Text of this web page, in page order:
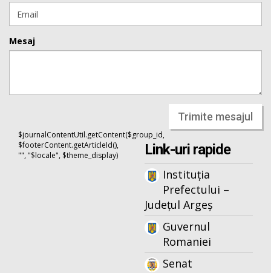
Mesaj
Trimite mesajul
$journalContentUtil.getContent($group_id,
$footerContent.getArticleId(),
"", "$locale", $theme_display)
Link-uri rapide
Instituția
Prefectului –
Județul Argeș
Guvernul
Romaniei
Senat